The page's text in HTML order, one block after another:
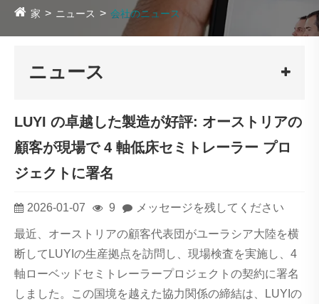
家 ニュース 会社のニュース
ニュース
LUYI の卓越した製造が好評: オーストリアの
顧客が現場で 4 軸低床セミトレーラー プロ
ジェクトに署名
2026-01-07 9 メッセージを残してください
最近、オーストリアの顧客代表団がユーラシア大陸を横
断してLUYIの生産拠点を訪問し、現場検査を実施し、4
軸ローベッドセミトレーラープロジェクトの契約に署名
しました。この国境を越えた協力関係の締結は、LUYIの